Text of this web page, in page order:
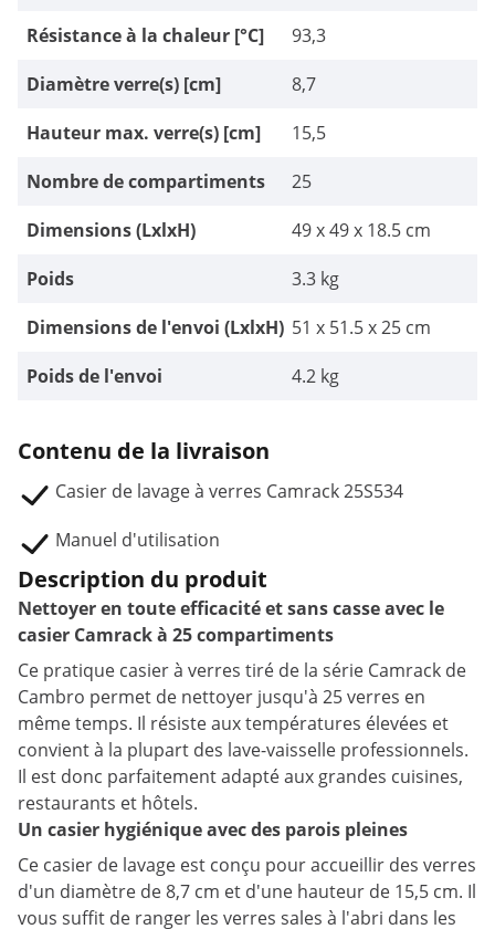
Résistance à la chaleur [°C]
93,3
Diamètre verre(s) [cm]
8,7
Hauteur max. verre(s) [cm]
15,5
Nombre de compartiments
25
Dimensions (LxlxH)
49 x 49 x 18.5 cm
Poids
3.3 kg
Dimensions de l'envoi (LxlxH) 51 x 51.5 x 25 cm
Poids de l'envoi
4.2 kg
Contenu de la livraison
Casier de lavage à verres Camrack 25S534
Manuel d'utilisation
Description du produit
Nettoyer en toute efficacité et sans casse avec le
casier Camrack à 25 compartiments
Ce pratique casier à verres tiré de la série Camrack de
Cambro permet de nettoyer jusqu'à 25 verres en
même temps. Il résiste aux températures élevées et
convient à la plupart des lave-vaisselle professionnels.
Il est donc parfaitement adapté aux grandes cuisines,
restaurants et hôtels.
Un casier hygiénique avec des parois pleines
Ce casier de lavage est conçu pour accueillir des verres
d'un diamètre de 8,7 cm et d'une hauteur de 15,5 cm. Il
vous suffit de ranger les verres sales à l'abri dans les